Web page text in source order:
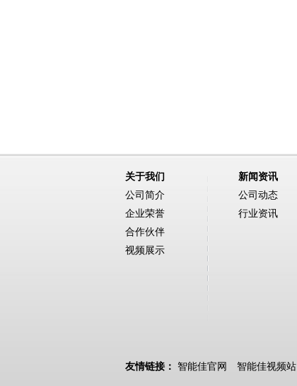
关于我们
公司简介
企业荣誉
合作伙伴
视频展示
新闻资讯
公司动态
行业资讯
友情链接： 智能佳官网 智能佳视频站